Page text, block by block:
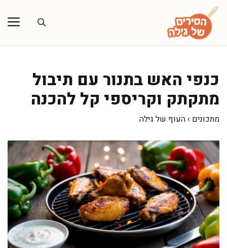
לדלג
לתוכן
כנפי האש בתנור עם תיבול
מתקתק וקריספי קל להכנה
מתכונים › העוף של גילה